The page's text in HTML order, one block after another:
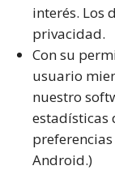
interés. Los
privacidad.
Con su
usuario
nuestro
estadísticas
Android.)